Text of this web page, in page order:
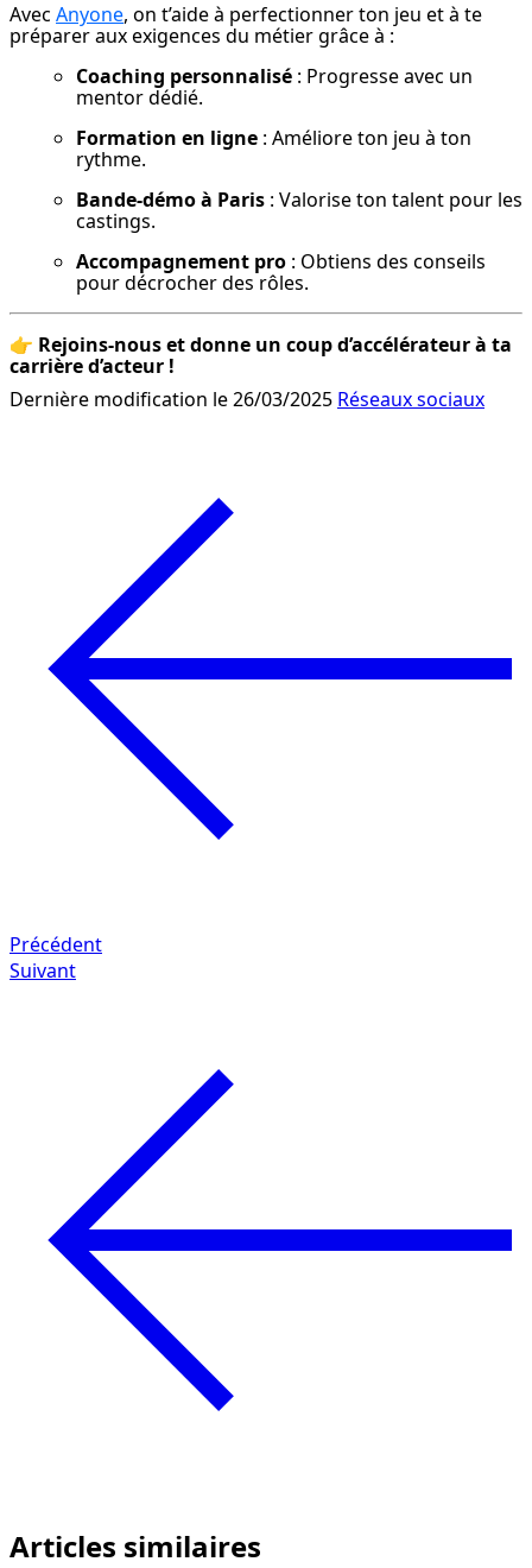
Avec Anyone, on t’aide à perfectionner ton jeu et à te
préparer aux exigences du métier grâce à :
Coaching personnalisé : Progresse avec un
mentor dédié.
Formation en ligne : Améliore ton jeu à ton
rythme.
Bande-démo à Paris : Valorise ton talent pour les
castings.
Accompagnement pro : Obtiens des conseils
pour décrocher des rôles.
👉 Rejoins-nous et donne un coup d’accélérateur à ta
carrière d’acteur !
Dernière modification le 26/03/2025 Réseaux sociaux
Précédent
Suivant
Articles similaires